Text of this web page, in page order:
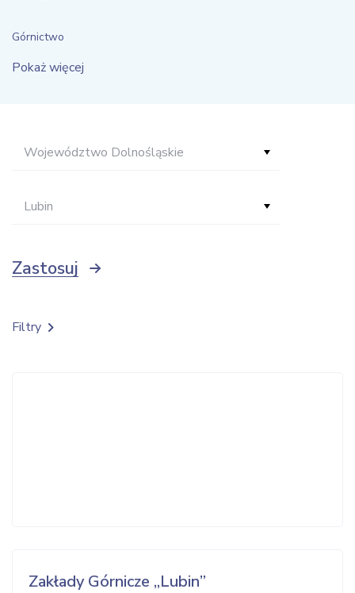
Górnictwo
Pokaż więcej
Województwo Dolnośląskie
Lubin
Zastosuj
Zakłady Górnicze „Lubin”
Filtry